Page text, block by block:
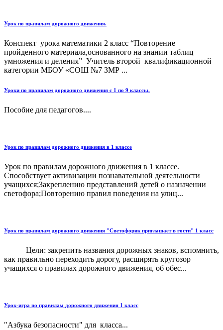
Урок по правилам дорожного движения.
Конспект урока математики 2 класс “Повторение
пройденного материала,основанного на знании таблиц
умножения и деления” Учитель второй квалификационной
категории МБОУ «СОШ №7 ЗМР ...
Уроки по правилам дорожного движения с 1 по 9 классы.
Пособие для педагогов....
Урок по правилам дорожного движения в 1 классе
Урок по правилам дорожного движения в 1 классе.
Способствует активизации познавательной деятельности
учащихся;Закреплению представлений детей о назначении
светофора;Повторению правил поведения на улиц...
Урок по правилам дорожного движения "Светофорик приглашает в гости" 1 класс
Цели: закрепить названия дорожных знаков, вспомнить,
как правильно переходить дорогу, расширять кругозор
учащихся о правилах дорожного движения, об обес...
Урок-игра по правилам дорожного движения 1 класс
"Азбука безопасности" для класса...